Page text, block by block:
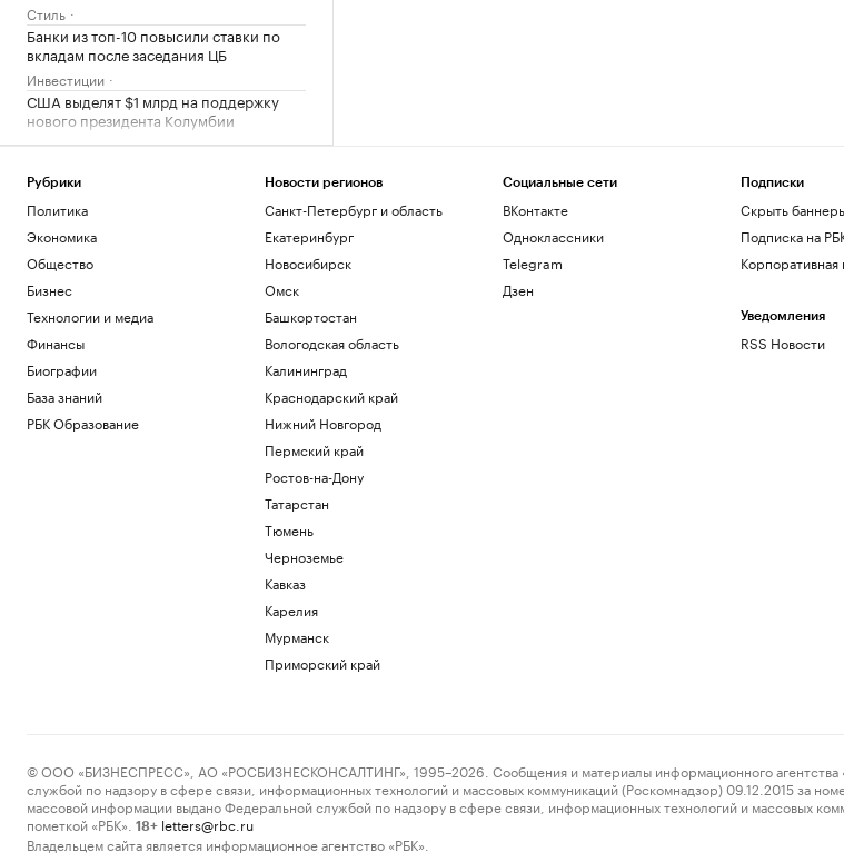
Стиль
Банки из топ-10 повысили ставки по
вкладам после заседания ЦБ
Инвестиции
США выделят $1 млрд на поддержку
нового президента Колумбии
Политика
созданному США альянсу «Щит
Америк»
Политика
положения» из-за обстрелов трассы
«Новороссия»
Политика
Губернатор Севастополя заявил об
отражении атаки дронов
Политика
Больше прогулок, свежего воздуха и
отдыха: квартиры рядом с парками
Ромашина — РБК об итогах чемпионата
Европы: «Слепили из того, что было»
Минобороны назвало цели группового
Рубрики
Политика
Экономика
Общество
Бизнес
Технологии и медиа
Финансы
Биографии
База знаний
РБК Образование
Новости регионов
Санкт-Петербург и область
Екатеринбург
Новосибирск
Омск
Башкортостан
Вологодская область
Калининград
Краснодарский край
Нижний Новгород
Пермский край
Ростов-на-Дону
Татарстан
Тюмень
Черноземье
Кавказ
Карелия
Мурманск
Приморский край
Социальные сети
ВКонтакте
Одноклассники
Telegram
Дзен
Подписки
Скрыть
Подписка на
Корпоративная
Уведомления
RSS Новости
© ООО «БИЗНЕСПРЕСС», АО «РОСБИЗНЕСКОНСАЛТИНГ», 1995–2026. Сообщения и материалы информационного агентства
службой по надзору в сфере связи, информационных технологий и массовых коммуникаций (Роскомнадзор) 09.12.2015 за
массовой информации выдано Федеральной службой по надзору в сфере связи, информационных технологий и массовых
пометкой «РБК».
18+ letters@rbc.ru
Владельцем сайта является информационное агентство «РБК».